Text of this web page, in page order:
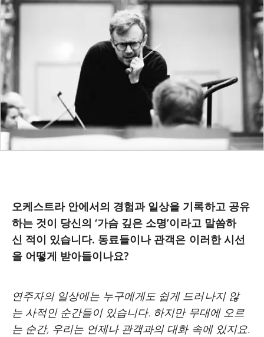
오케스트라 안에서의 경험과 일상을 기록하고 공유
하는 것이 당신의 ‘가슴 깊은 소명’이라고 말씀하
신 적이 있습니다. 동료들이나 관객은 이러한 시선
을 어떻게 받아들이나요?
연주자의 일상에는 누구에게도 쉽게 드러나지 않
는 사적인 순간들이 있습니다. 하지만 무대에 오르
는 순간, 우리는 언제나 관객과의 대화 속에 있지요.